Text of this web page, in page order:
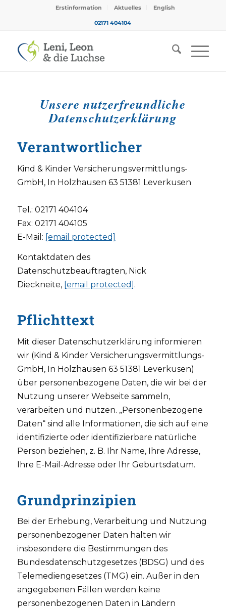
Erstinformation Aktuelles English
02171 404104
Unsere nutzerfreundliche
Datenschutzerklärung
Verantwortlicher
Kind & Kinder Versicherungsvermittlungs-
GmbH, In Holzhausen 63 51381 Leverkusen
Tel.: 02171 404104
Fax: 02171 404105
E-Mail: [email protected]
Kontaktdaten des
Datenschutzbeauftragten, Nick
Dieckneite, [email protected] .
Pflichttext
Mit dieser Datenschutzerklärung informieren
wir (Kind & Kinder Versicherungsvermittlungs-
GmbH, In Holzhausen 63 51381 Leverkusen)
über personenbezogene Daten, die wir bei der
Nutzung unserer Webseite sammeln,
verarbeiten und nutzen. „Personenbezogene
Daten“ sind alle Informationen, die sich auf eine
identifizierte oder identifizierbare natürliche
Person beziehen, z. B. Ihr Name, Ihre Adresse,
Ihre E-Mail-Adresse oder Ihr Geburtsdatum.
Grundprinzipien
Bei der Erhebung, Verarbeitung und Nutzung
personenbezogener Daten halten wir
insbesondere die Bestimmungen des
Bundesdatenschutzgesetzes (BDSG) und des
Telemediengesetzes (TMG) ein. Außer in den
angegebenen Fällen werden keine
personenbezogenen Daten in Ländern